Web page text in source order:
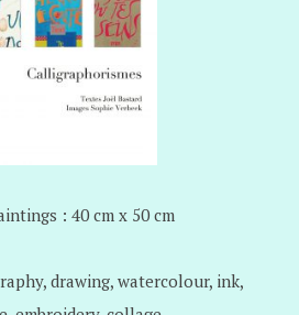
: 40 cm x 50 cm
drawing, watercolour, ink,